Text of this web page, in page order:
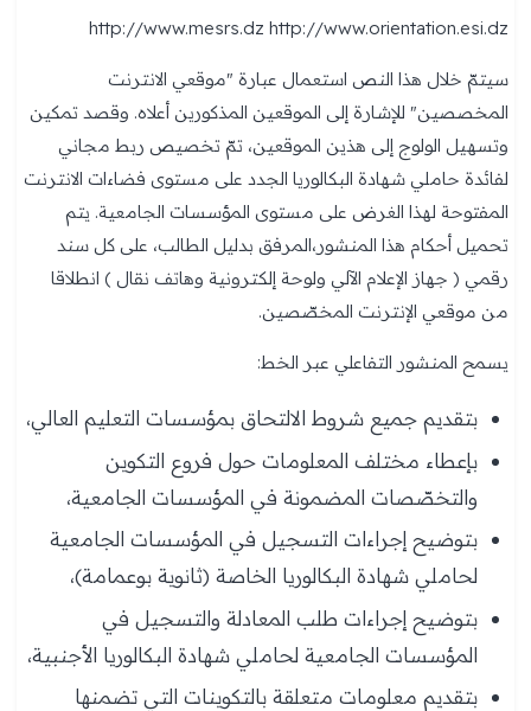
http://www.mesrs.dz http://www.orientation.esi.dz
سيتمّ خلال هذا النص استعمال عبارة "موقعي الانترنت
المخصصين" للإشارة إلى الموقعين المذكورين أعلاه. وقصد تمكين
وتسهيل الولوج إلى هذين الموقعين، تمّ تخصيص ربط مجاني
لفائدة حاملي شهادة البكالوريا الجدد على مستوى فضاءات الانترنت
المفتوحة لهذا الغرض على مستوى المؤسسات الجامعية. يتم
تحميل أحكام هذا المنشور،المرفق بدليل الطالب، على كل سند
رقمي ( جهاز الإعلام الآلي ولوحة إلكترونية وهاتف نقال ) انطلاقا
من موقعي الإنترنت المخصّصين.
يسمح المنشور التفاعلي عبر الخط:
بتقديم جميع شروط الالتحاق بمؤسسات التعليم العالي،
بإعطاء مختلف المعلومات حول فروع التكوين
والتخصّصات المضمونة في المؤسسات الجامعية،
بتوضيح إجراءات التسجيل في المؤسسات الجامعية
لحاملي شهادة البكالوريا الخاصة (ثانوية بوعمامة)،
بتوضيح إجراءات طلب المعادلة والتسجيل في
المؤسسات الجامعية لحاملي شهادة البكالوريا الأجنبية،
بتقديم معلومات متعلقة بالتكوينات التي تضمنها